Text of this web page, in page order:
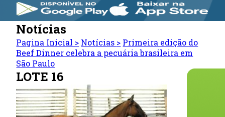
Notícias
Pagina Inicial > Notícias > Primeira edição do
Beef Dinner celebra a pecuária brasileira em
São Paulo
LOTE 16